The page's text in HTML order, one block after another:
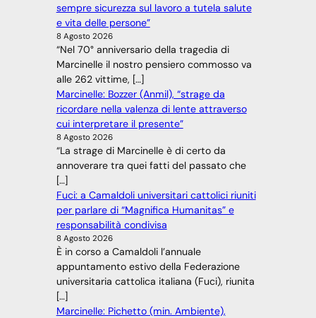
sempre sicurezza sul lavoro a tutela salute
e vita delle persone”
8 Agosto 2026
“Nel 70° anniversario della tragedia di
Marcinelle il nostro pensiero commosso va
alle 262 vittime, […]
Marcinelle: Bozzer (Anmil), “strage da
ricordare nella valenza di lente attraverso
cui interpretare il presente”
8 Agosto 2026
“La strage di Marcinelle è di certo da
annoverare tra quei fatti del passato che
[…]
Fuci: a Camaldoli universitari cattolici riuniti
per parlare di “Magnifica Humanitas” e
responsabilità condivisa
8 Agosto 2026
È in corso a Camaldoli l’annuale
appuntamento estivo della Federazione
universitaria cattolica italiana (Fuci), riunita
[…]
Marcinelle: Pichetto (min. Ambiente),